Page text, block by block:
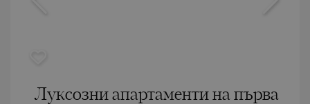
Луксозни апартаменти на първа